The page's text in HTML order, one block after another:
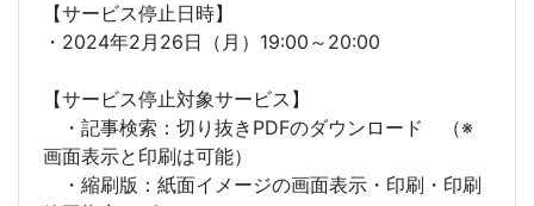
【サービス停止日時】
・2024年2月26日（月）19:00～20:00
【サービス停止対象サービス】
・記事検索：切り抜きPDFのダウンロード （※
画面表示と印刷は可能）
・縮刷版：紙面イメージの画面表示・印刷・印刷